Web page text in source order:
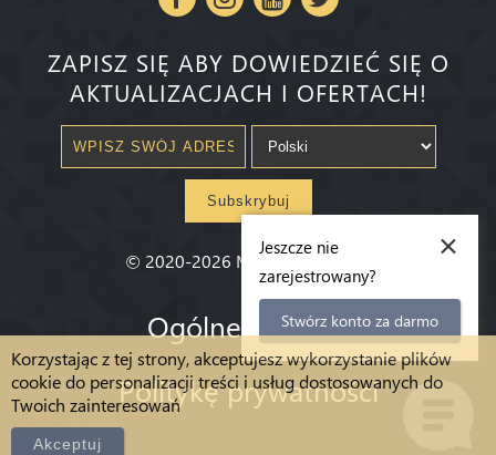
Korzystając z tej strony, akceptujesz wykorzystanie plików
cookie do personalizacji treści i usług dostosowanych do
Twoich zainteresowań
Akceptuj
ZAPISZ SIĘ ABY DOWIEDZIEĆ SIĘ O
AKTUALIZACJACH I OFERTACH!
Subskrybuj
© 2020-2026 Millenium State
Ogólne warunki
Politykę prywatności
×
Jeszcze nie
zarejestrowany?
Stwórz konto za darmo